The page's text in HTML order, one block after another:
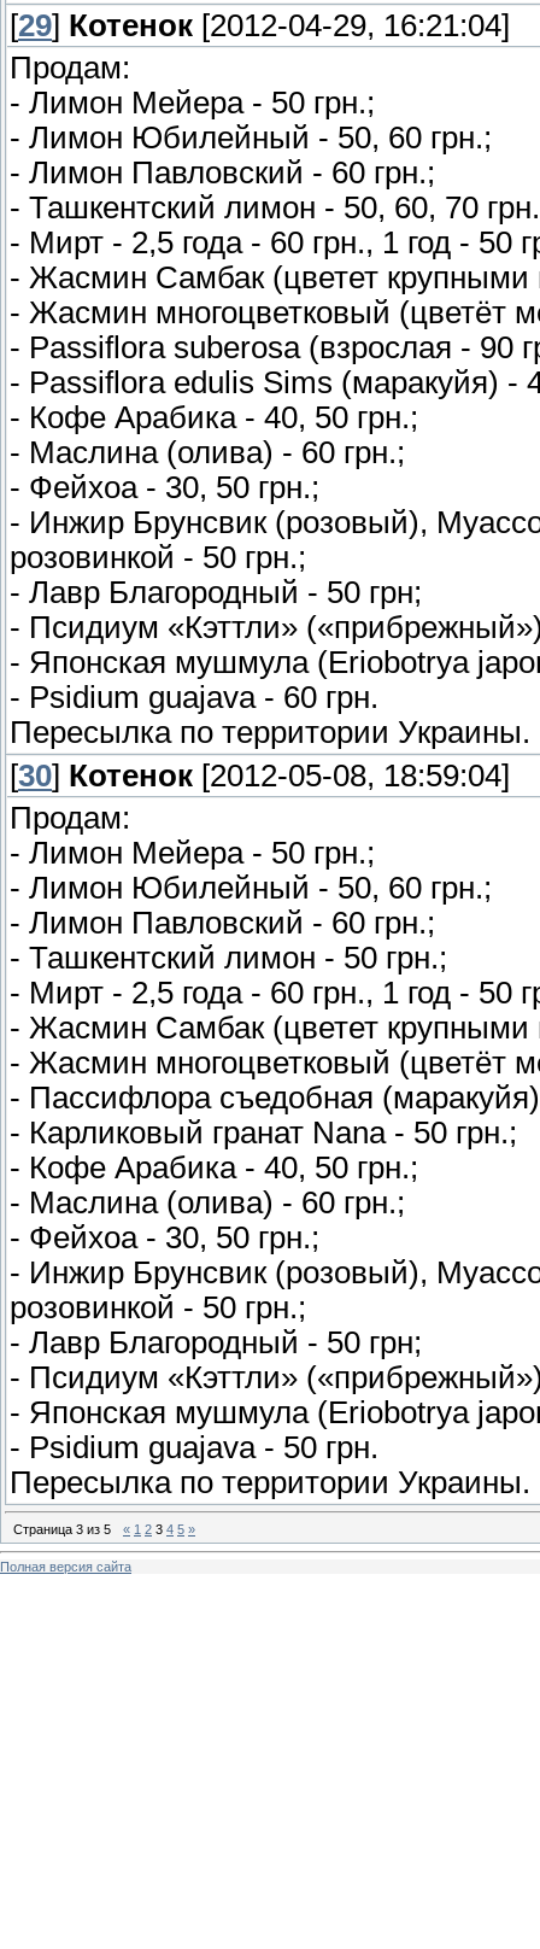
[29] Котенок [2012-04-29, 16:21:04]
Продам:
- Лимон Мейера - 50 грн.;
- Лимон Юбилейный - 50, 60 грн.;
- Лимон Павловский - 60 грн.;
- Ташкентский лимон - 50, 60, 70
- Мирт - 2,5 года - 60 грн., 1 год - 50
- Жасмин Самбак (цветет крупными
- Жасмин многоцветковый (цветёт
- Passiflora suberosa (взрослая - 90
- Passiflora edulis Sims (маракуйя) -
- Кофе Арабика - 40, 50 грн.;
- Маслина (олива) - 60 грн.;
- Фейхоа - 30, 50 грн.;
- Инжир Брунсвик (розовый),
розовинкой - 50 грн.;
- Лавр Благородный - 50 грн;
- Псидиум «Кэттли»
- Японская мушмула (Eriobotrya
- Psidium guajava - 60 грн.
Пересылка по территории Украины.
[30] Котенок [2012-05-08, 18:59:04]
Продам:
- Лимон Мейера - 50 грн.;
- Лимон Юбилейный - 50, 60 грн.;
- Лимон Павловский - 60 грн.;
- Ташкентский лимон - 50 грн.;
- Мирт - 2,5 года - 60 грн., 1 год - 50
- Жасмин Самбак (цветет крупными
- Жасмин многоцветковый (цветёт
- Пассифлора съедобная
- Карликовый гранат Nana - 50 грн.;
- Кофе Арабика - 40, 50 грн.;
- Маслина (олива) - 60 грн.;
- Фейхоа - 30, 50 грн.;
- Инжир Брунсвик (розовый),
розовинкой - 50 грн.;
- Лавр Благородный - 50 грн;
- Псидиум «Кэттли»
- Японская мушмула (Eriobotrya
- Psidium guajava - 50 грн.
Пересылка по территории Украины.
Страница 3 из 5 « 1 2 3 4 5 »
Полная версия сайта